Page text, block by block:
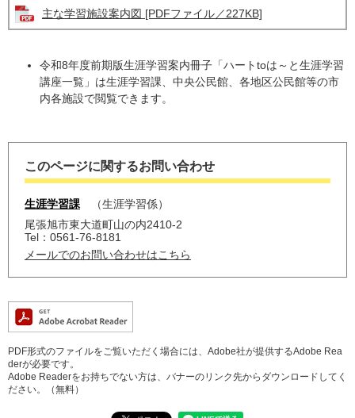
主な学習施設案内図 [PDFファイル／227KB]
令和8年度前期版生涯学習案内冊子「ハートtoは～と生涯学習
講座一覧」は生涯学習課、中央公民館、各地区公民館等の市
内各施設で閲覧できます。
このページに関するお問い合わせ
生涯学習課
生涯学習係
尾張旭市東大道町山の内2410-2
Tel：0561-76-8181
メールでのお問い合わせはこちら
PDF形式のファイルをご覧いただく場合には、Adobe社が提供するAdobe Rea
derが必要です。
Adobe Readerをお持ちでない方は、バナーのリンク先からダウンロードしてく
ださい。（無料）